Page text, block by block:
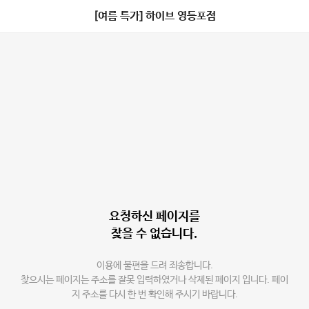
[여름 특가] 하이브 영등포점
요청하신 페이지를
찾을 수 없습니다.
이용에 불편을 드려 죄송합니다.
찾으시는 페이지는 주소를 잘못 입력하였거나 삭제된 페이지 입니다. 페이
지 주소를 다시 한 번 확인해 주시기 바랍니다.